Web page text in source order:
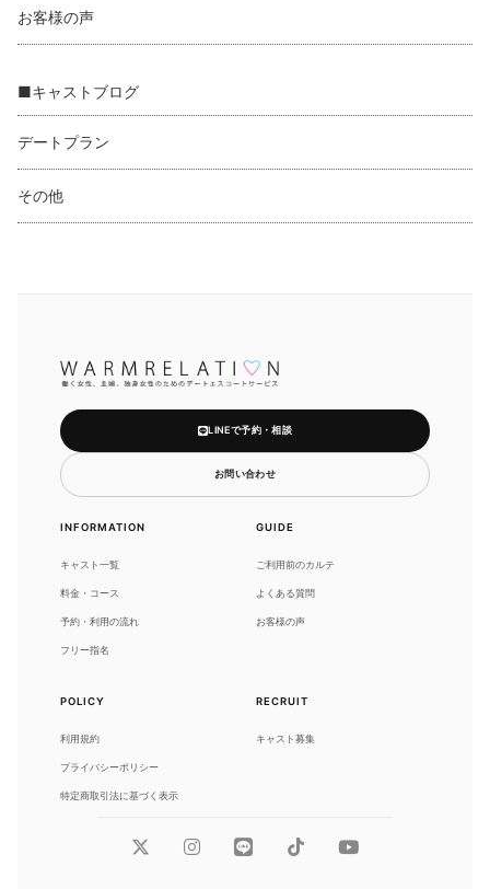
お客様の声
■キャストブログ
デートプラン
その他
LINEで予約・相談
お問い合わせ
INFORMATION
キャスト一覧
料金・コース
予約・利用の流れ
フリー指名
GUIDE
ご利用前のカルテ
よくある質問
お客様の声
POLICY
利用規約
プライバシーポリシー
特定商取引法に基づく表示
RECRUIT
キャスト募集